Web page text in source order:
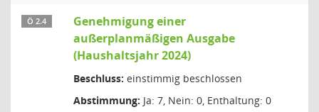
Ö 2.4
Genehmigung einer
außerplanmäßigen Ausgabe
(Haushaltsjahr 2024)
Beschluss: einstimmig beschlossen
Abstimmung: Ja: 7, Nein: 0, Enthaltung: 0